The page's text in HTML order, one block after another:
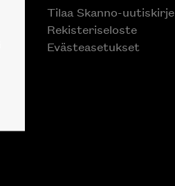
Tilaa Skanno-uutiskirje
Rekisteriseloste
Evästeasetukset